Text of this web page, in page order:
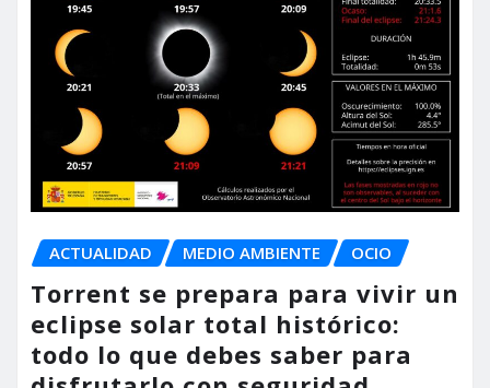
ACTUALIDAD MEDIO AMBIENTE OCIO
Torrent se prepara para vivir un
eclipse solar total histórico:
todo lo que debes saber para